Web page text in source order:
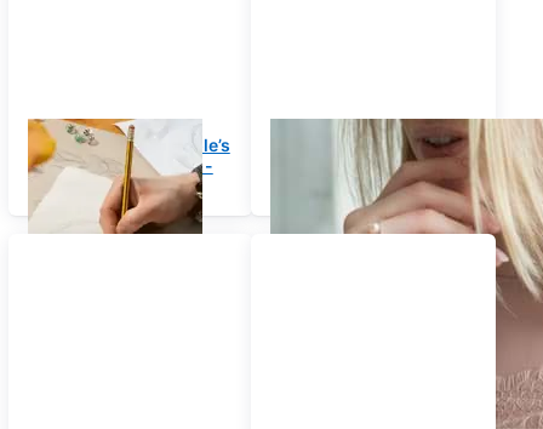
People's Bead - People’s
Uniques Gewinner -
Trollbeads Day
Perlen